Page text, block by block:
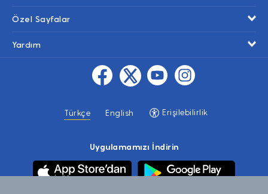
Özel Sayfalar
Yardım
Türkçe English Erişilebilirlik
Uygulamamızı İndirin